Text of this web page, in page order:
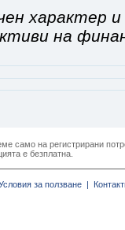
характер и
на
само на регистрирани
е безплатна.
за ползване |